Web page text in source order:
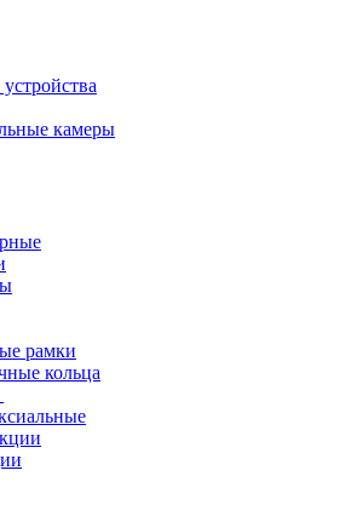
камеры
рамки
кольца